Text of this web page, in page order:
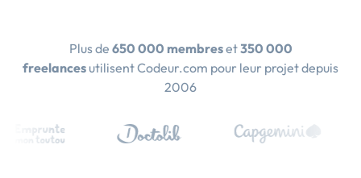
Plus de 650 000 membreset350 000
freelances utilisent Codeur.com pour leur projet depuis
2006